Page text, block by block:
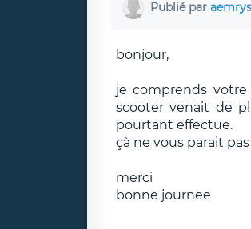
Publié par aemrys
bonjour,
je comprends
scooter venait de
pourtant effectue.
çà ne vous parait
merci
bonne journee